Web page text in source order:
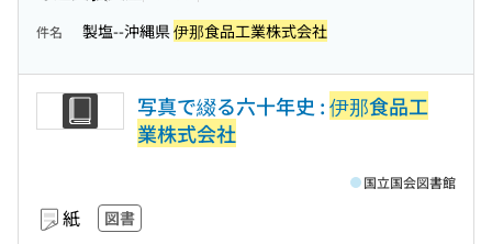
件名 製塩--沖縄県伊那食品工業株式会社
写真で綴る六十年史 :伊那食品工
業株式会社
紙 図書
国立国会図書館